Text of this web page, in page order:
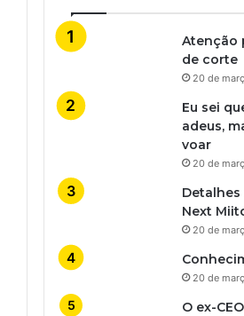
Atenção
de corte
20 de
Eu sei
adeus,
voar
20 de
Next
20 de
20 de
O ex-